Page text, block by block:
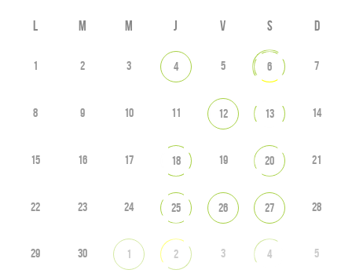
L M M J V S D
1 2 3 4 5 6 7
8 9 10 11 12 13 14
15 16 17 18 19 20 21
22 23 24 25 26 27 28
29 30 1 2 3 4 5